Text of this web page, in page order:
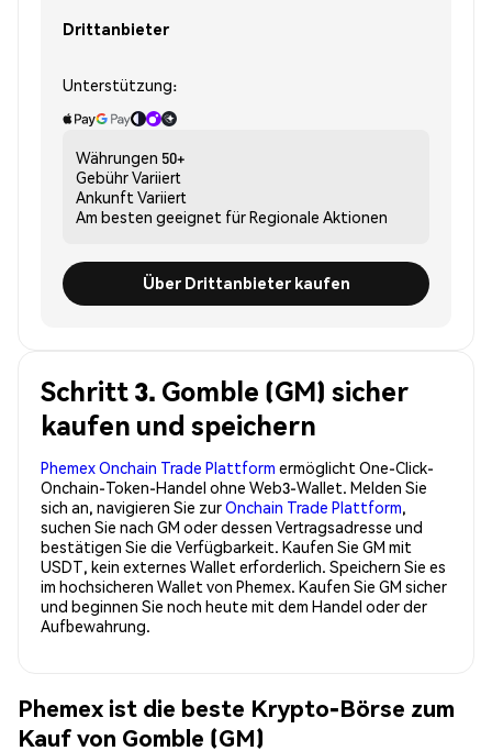
Drittanbieter
Unterstützung:
Währungen 50+
GebührVariiert
Ankunft Variiert
Am besten geeignet fürRegionale Aktionen
Über Drittanbieter kaufen
Schritt 3. Gomble (GM) sicher
kaufen und speichern
Phemex Onchain Trade Plattform ermöglicht One-Click-
Onchain-Token-Handel ohne Web3-Wallet. Melden Sie
sich an, navigieren Sie zurOnchain Trade Plattform,
suchen Sie nach GM oder dessen Vertragsadresse und
bestätigen Sie die Verfügbarkeit. Kaufen Sie GM mit
USDT, kein externes Wallet erforderlich. Speichern Sie es
im hochsicheren Wallet von Phemex. Kaufen Sie GM sicher
und beginnen Sie noch heute mit dem Handel oder der
Aufbewahrung.
Phemex ist die beste Krypto-Börse zum
Kauf von Gomble (GM)